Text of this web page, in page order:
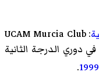
:
UCAM Murcia Club
دوري الدرجة الثانية
1999
.